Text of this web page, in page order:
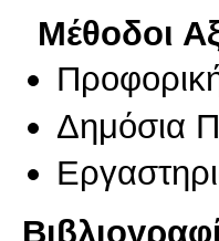
Μέθοδοι
Δημόσια